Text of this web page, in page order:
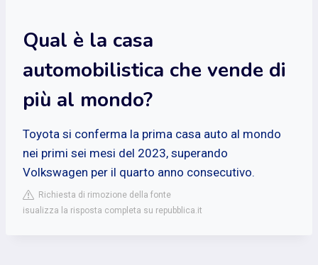
Qual è la casa
automobilistica che vende di
più al mondo?
Toyota si conferma la prima casa auto al mondo
nei primi sei mesi del 2023, superando
Volkswagen per il quarto anno consecutivo.
Richiesta di rimozione della fonte
isualizza la risposta completa su repubblica.it